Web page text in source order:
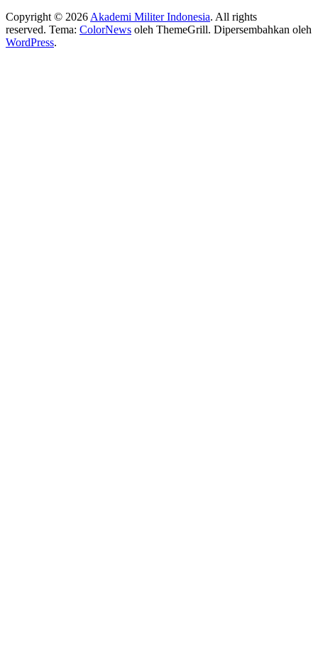
Copyright © 2026 Akademi Militer Indonesia. All rights
reserved. Tema: ColorNews oleh ThemeGrill. Dipersembahkan oleh
WordPress.